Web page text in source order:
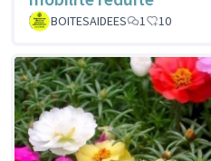
BOITESAIDEES 1 10